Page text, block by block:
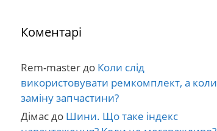
Коментарі
Rem-masterдо Коли слід
використовувати ремкомплект, а коли
заміну запчастини?
Дімасдо Шини. Що таке індекс